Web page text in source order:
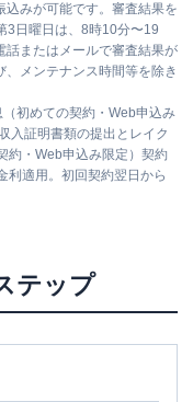
込みが可能です。審査結果を
3日曜日は、8時10分〜19
話またはメールで審査結果が
メンテナンス時間等を除き
初めての契約・Web申込み
入証明書類の提出とレイク
約・Web申込み限定）契約
利適用。初回契約翌日から
テップ